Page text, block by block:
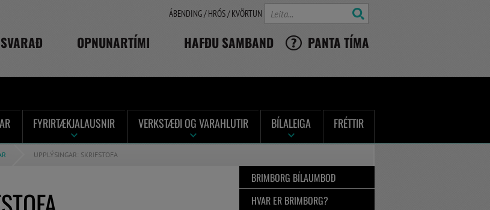
Leita
ÁBENDING / HRÓS / KVÖRTUN
OPNUNARTÍMI HAFÐU SAMBAND PANTA TÍMA
FYRIRTÆKJALAUSNIR VERKSTÆÐI OG VARAHLUTIR BÍLALEIGA FRÉTTIR
UPPLÝSINGAR: SKRIFSTOFA
BRIMBORG BÍLAUMBOÐ
HVAR ER BRIMBORG?